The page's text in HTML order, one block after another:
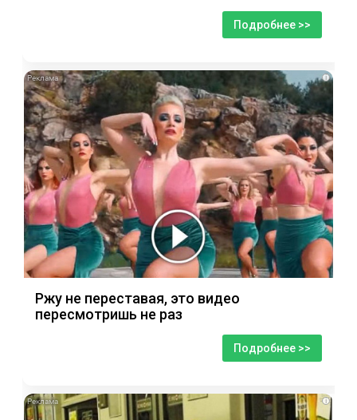
Подробнее >>
i
Ржу не переставая, это видео
пересмотришь не раз
Подробнее >>
i